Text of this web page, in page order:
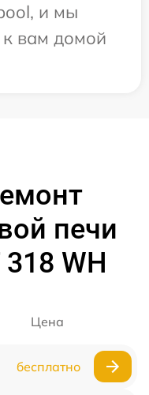
и мы
к вам домой
печи
WH
Цена
бесплатно